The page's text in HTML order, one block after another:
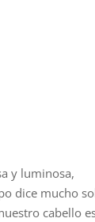
y luminosa,
dice mucho
cabello